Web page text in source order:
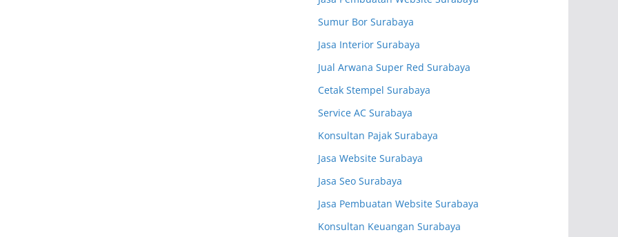
Sumur Bor Surabaya
Jasa Interior Surabaya
Jual Arwana Super Red Surabaya
Cetak Stempel Surabaya
Service AC Surabaya
Konsultan Pajak Surabaya
Jasa Website Surabaya
Jasa Seo Surabaya
Jasa Pembuatan Website Surabaya
Konsultan Keuangan Surabaya